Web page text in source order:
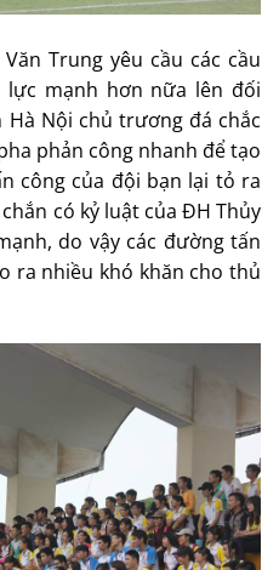
Trung yêu cầu các cầu
mạnh hơn nữa lên đối
Nội chủ trương đá chắc
phản công nhanh để tạo
công của đội bạn lại tỏ ra
có kỷ luật của ĐH Thủy
do vậy các đường tấn
ra nhiều khó khăn cho thủ